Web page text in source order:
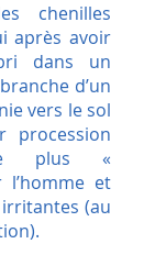
chenilles
après avoir
dans un
d’un
vers le sol
procession
plus «
l’homme et
(au